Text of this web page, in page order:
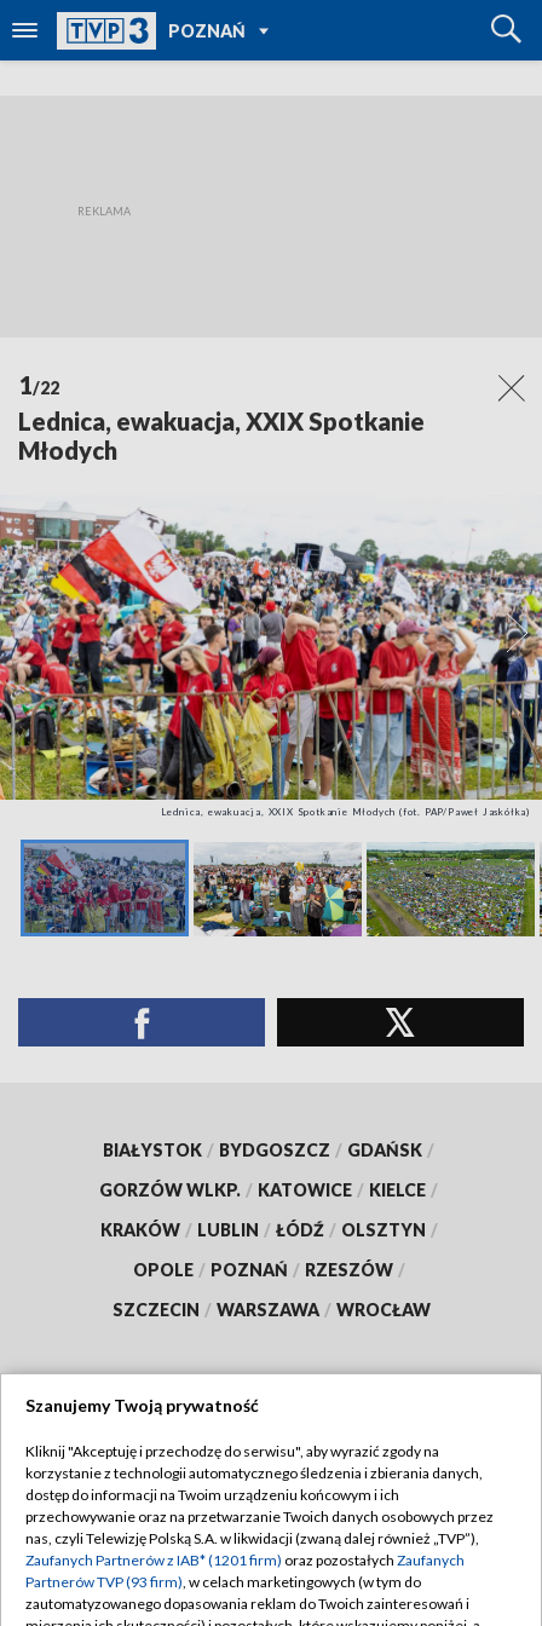
POZNAŃ
POWRÓT DO
TVP REGIONY
1/22
Lednica, ewakuacja, XXIX Spotkanie
Młodych
Lednica, ewakuacja, XXIX Spotkanie Młodych (fot. PAP/Paweł Jaskółka)
BIAŁYSTOK / BYDGOSZCZ / GDAŃSK /
GORZÓW WLKP. / KATOWICE / KIELCE /
KRAKÓW / LUBLIN / ŁÓDŹ / OLSZTYN /
OPOLE / POZNAŃ / RZESZÓW /
SZCZECIN / WARSZAWA / WROCŁAW
TVP
Abonament TVP
Emisja w TVP
Centrum informacji TVP
Regulamin TVP
Polityka prywatności
Moje zgody
Szanujemy Twoją prywatność
Kliknij "Akceptuję i przechodzę do serwisu", aby wyrazić zgody na
korzystanie z technologii automatycznego śledzenia i zbierania danych,
dostęp do informacji na Twoim urządzeniu końcowym i ich
przechowywanie oraz na przetwarzanie Twoich danych osobowych przez
nas, czyli Telewizję Polską S.A. w likwidacji (zwaną dalej również „TVP”),
Zaufanych Partnerów z IAB* (1201 firm) oraz pozostałych Zaufanych
Partnerów TVP (93 firm), w celach marketingowych (w tym do
zautomatyzowanego dopasowania reklam do Twoich zainteresowań i